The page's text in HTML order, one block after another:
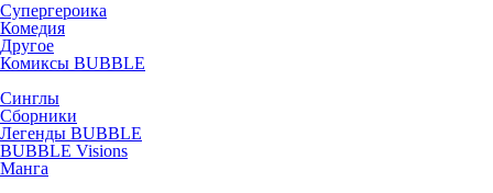
Супергероика
Комедия
Другое
Комиксы BUBBLE
Синглы
Сборники
Легенды BUBBLE
BUBBLE Visions
Манга